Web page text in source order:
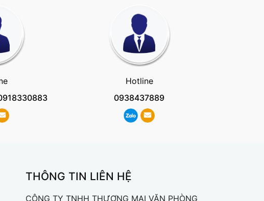
Hotline
0938437889
THÔNG TIN LIÊN HỆ
CÔNG TY TNHH THƯƠNG MẠI VĂN PHÒNG